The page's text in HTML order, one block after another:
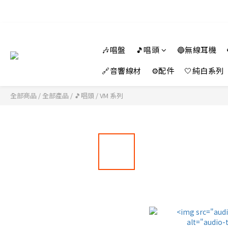
🎶唱盤 🎵唱頭 🔵無線耳機
🔗音響線材
⚙️配件 🤍純白系列
全部商品 / 全部產品 / 🎵唱頭 /VM 系列